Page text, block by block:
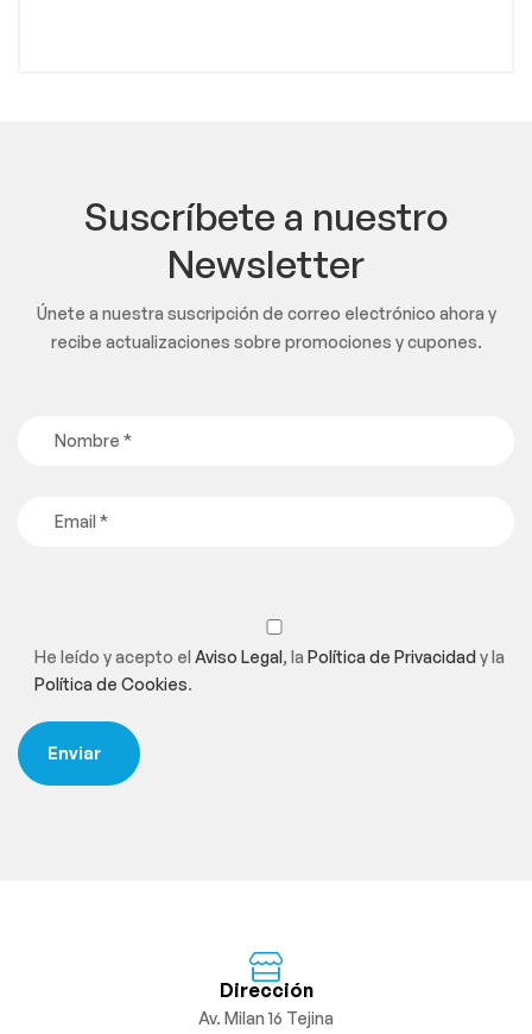
Suscríbete a nuestro
Newsletter
Únete a nuestra suscripción de correo electrónico ahora y
recibe actualizaciones sobre promociones y cupones.
He leído y acepto el Aviso Legal, la Política de Privacidady la
Política de Cookies.
Dirección
Av. Milan 16 Tejina